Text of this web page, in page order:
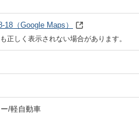
18 （Google Maps）
正しく表示されない場合があります。
/軽自動車